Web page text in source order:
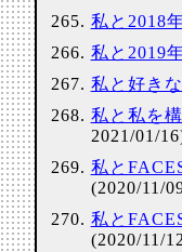
私と2018
私と2019
私と好き
私と私を
2021/01/
私と
(2020/11/
私と
(2020/11/